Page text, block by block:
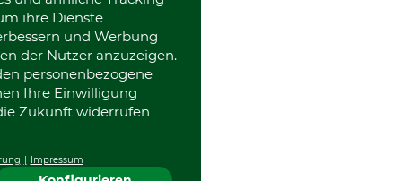
ihre Dienste
und Werbung
der Nutzer anzuzeigen.
personenbezogene
Ihre Einwilligung
Zukunft widerrufen
Impressum